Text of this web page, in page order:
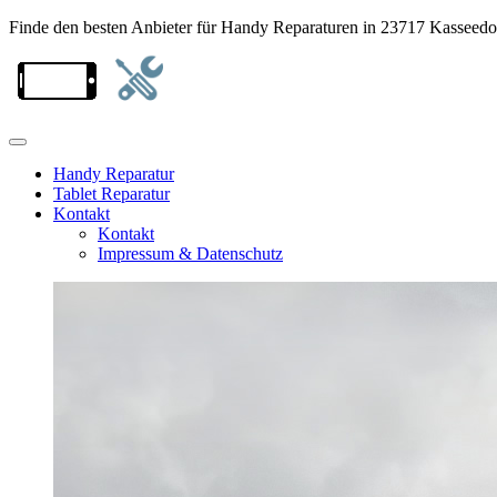
Finde den besten Anbieter für Handy Reparaturen in 23717
Handy Reparatur
Tablet Reparatur
Kontakt
Kontakt
Impressum & Datenschutz